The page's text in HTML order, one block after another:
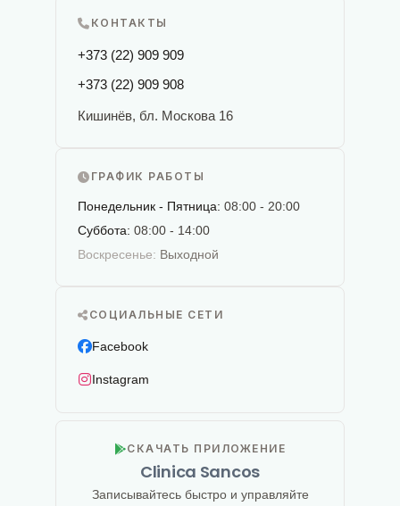
КОНТАКТЫ
+373 (22) 909 909
+373 (22) 909 908
Кишинёв, бл. Москова 16
ГРАФИК РАБОТЫ
Понедельник - Пятница: 08:00 - 20:00
Суббота: 08:00 - 14:00
Воскресенье: Выходной
СОЦИАЛЬНЫЕ СЕТИ
Facebook
Instagram
СКАЧАТЬ ПРИЛОЖЕНИЕ
Clinica Sancos
Записывайтесь быстро и управляйте